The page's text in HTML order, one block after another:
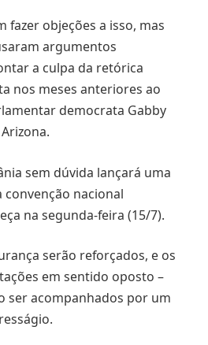
fazer objeções a isso, mas
argumentos
a culpa da retórica
nos meses anteriores ao
democrata Gabby
sem dúvida lançará uma
nacional
na segunda-feira (15/7).
serão reforçados, e os
em sentido oposto –
ser acompanhados por um